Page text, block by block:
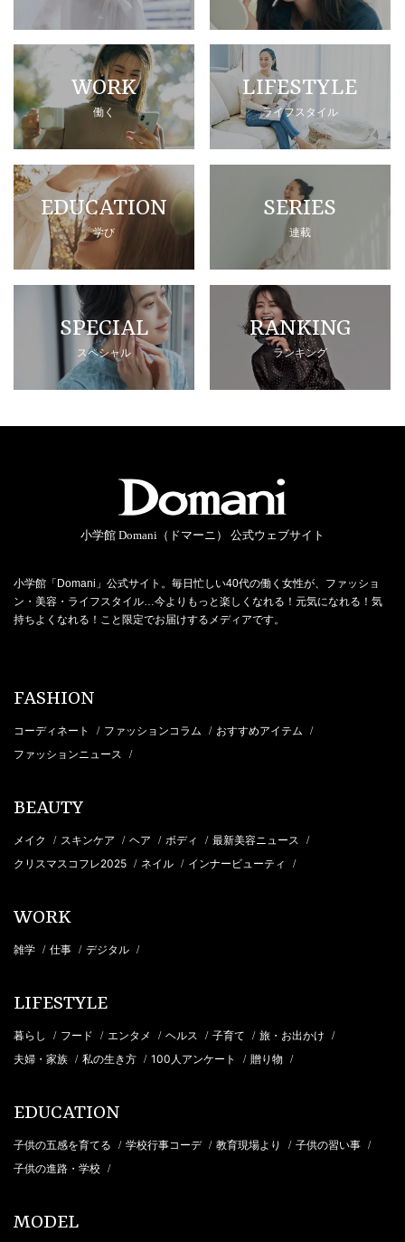
WORK
働く
LIFESTYLE
ライフスタイル
EDUCATION
学び
SERIES
連載
SPECIAL
スペシャル
RANKING
ランキング
小学館 Domani（ドマーニ） 公式ウェブサイト
小学館「Domani」公式サイト。毎日忙しい40代の働く女性が、ファッショ
ン・美容・ライフスタイル…今よりもっと楽しくなれる！元気になれる！気
持ちよくなれる！こと限定でお届けするメディアです。
FASHION
コーディネート / ファッションコラム / おすすめアイテム /
ファッションニュース /
BEAUTY
メイク / スキンケア / ヘア / ボディ / 最新美容ニュース /
クリスマスコフレ2025 / ネイル / インナービューティ /
WORK
雑学 / 仕事 / デジタル /
LIFESTYLE
暮らし / フード / エンタメ / ヘルス / 子育て / 旅・お出かけ /
夫婦・家族 / 私の生き方 / 100人アンケート / 贈り物 /
EDUCATION
子供の五感を育てる / 学校行事コーデ / 教育現場より / 子供の習い事 /
子供の進路・学校 /
MODEL